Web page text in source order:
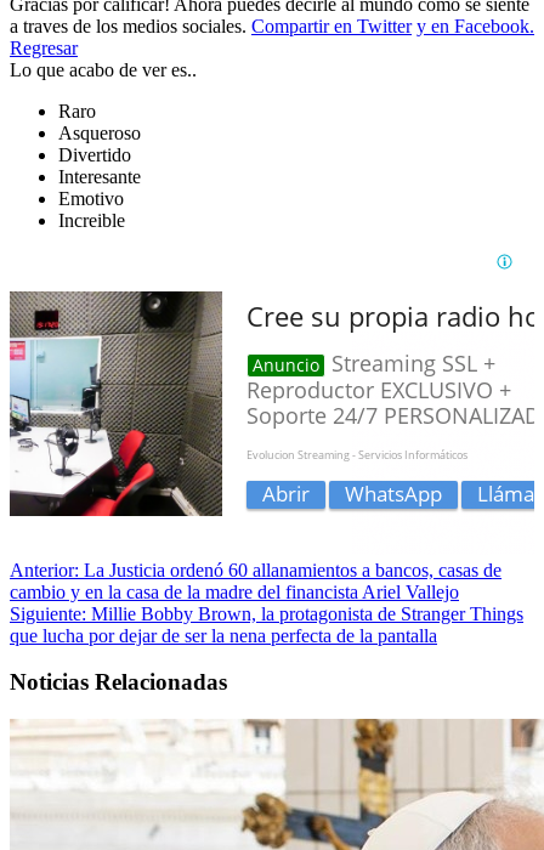
a traves de los medios sociales. Compartir en Twitter y en Facebook.
Regresar
Lo que acabo de ver es..
Raro
Asqueroso
Divertido
Interesante
Emotivo
Increible
Anterior: La Justicia ordenó 60 allanamientos a bancos, casas de
cambio y en la casa de la madre del financista Ariel Vallejo
Siguiente: Millie Bobby Brown, la protagonista de Stranger Things
que lucha por dejar de ser la nena perfecta de la pantalla
Noticias Relacionadas